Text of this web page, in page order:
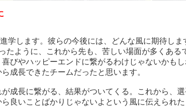
学します。彼らの今後には、どんな風に期待しま
たように、これから先も、苦しい場面が多くあ
びやハッピーエンドに繋がるわけじゃないかも
成長できたチームだったと思います。
成長に繋がる、結果がついてくる。これから、
良いことばかりじゃないよという風に伝えられ